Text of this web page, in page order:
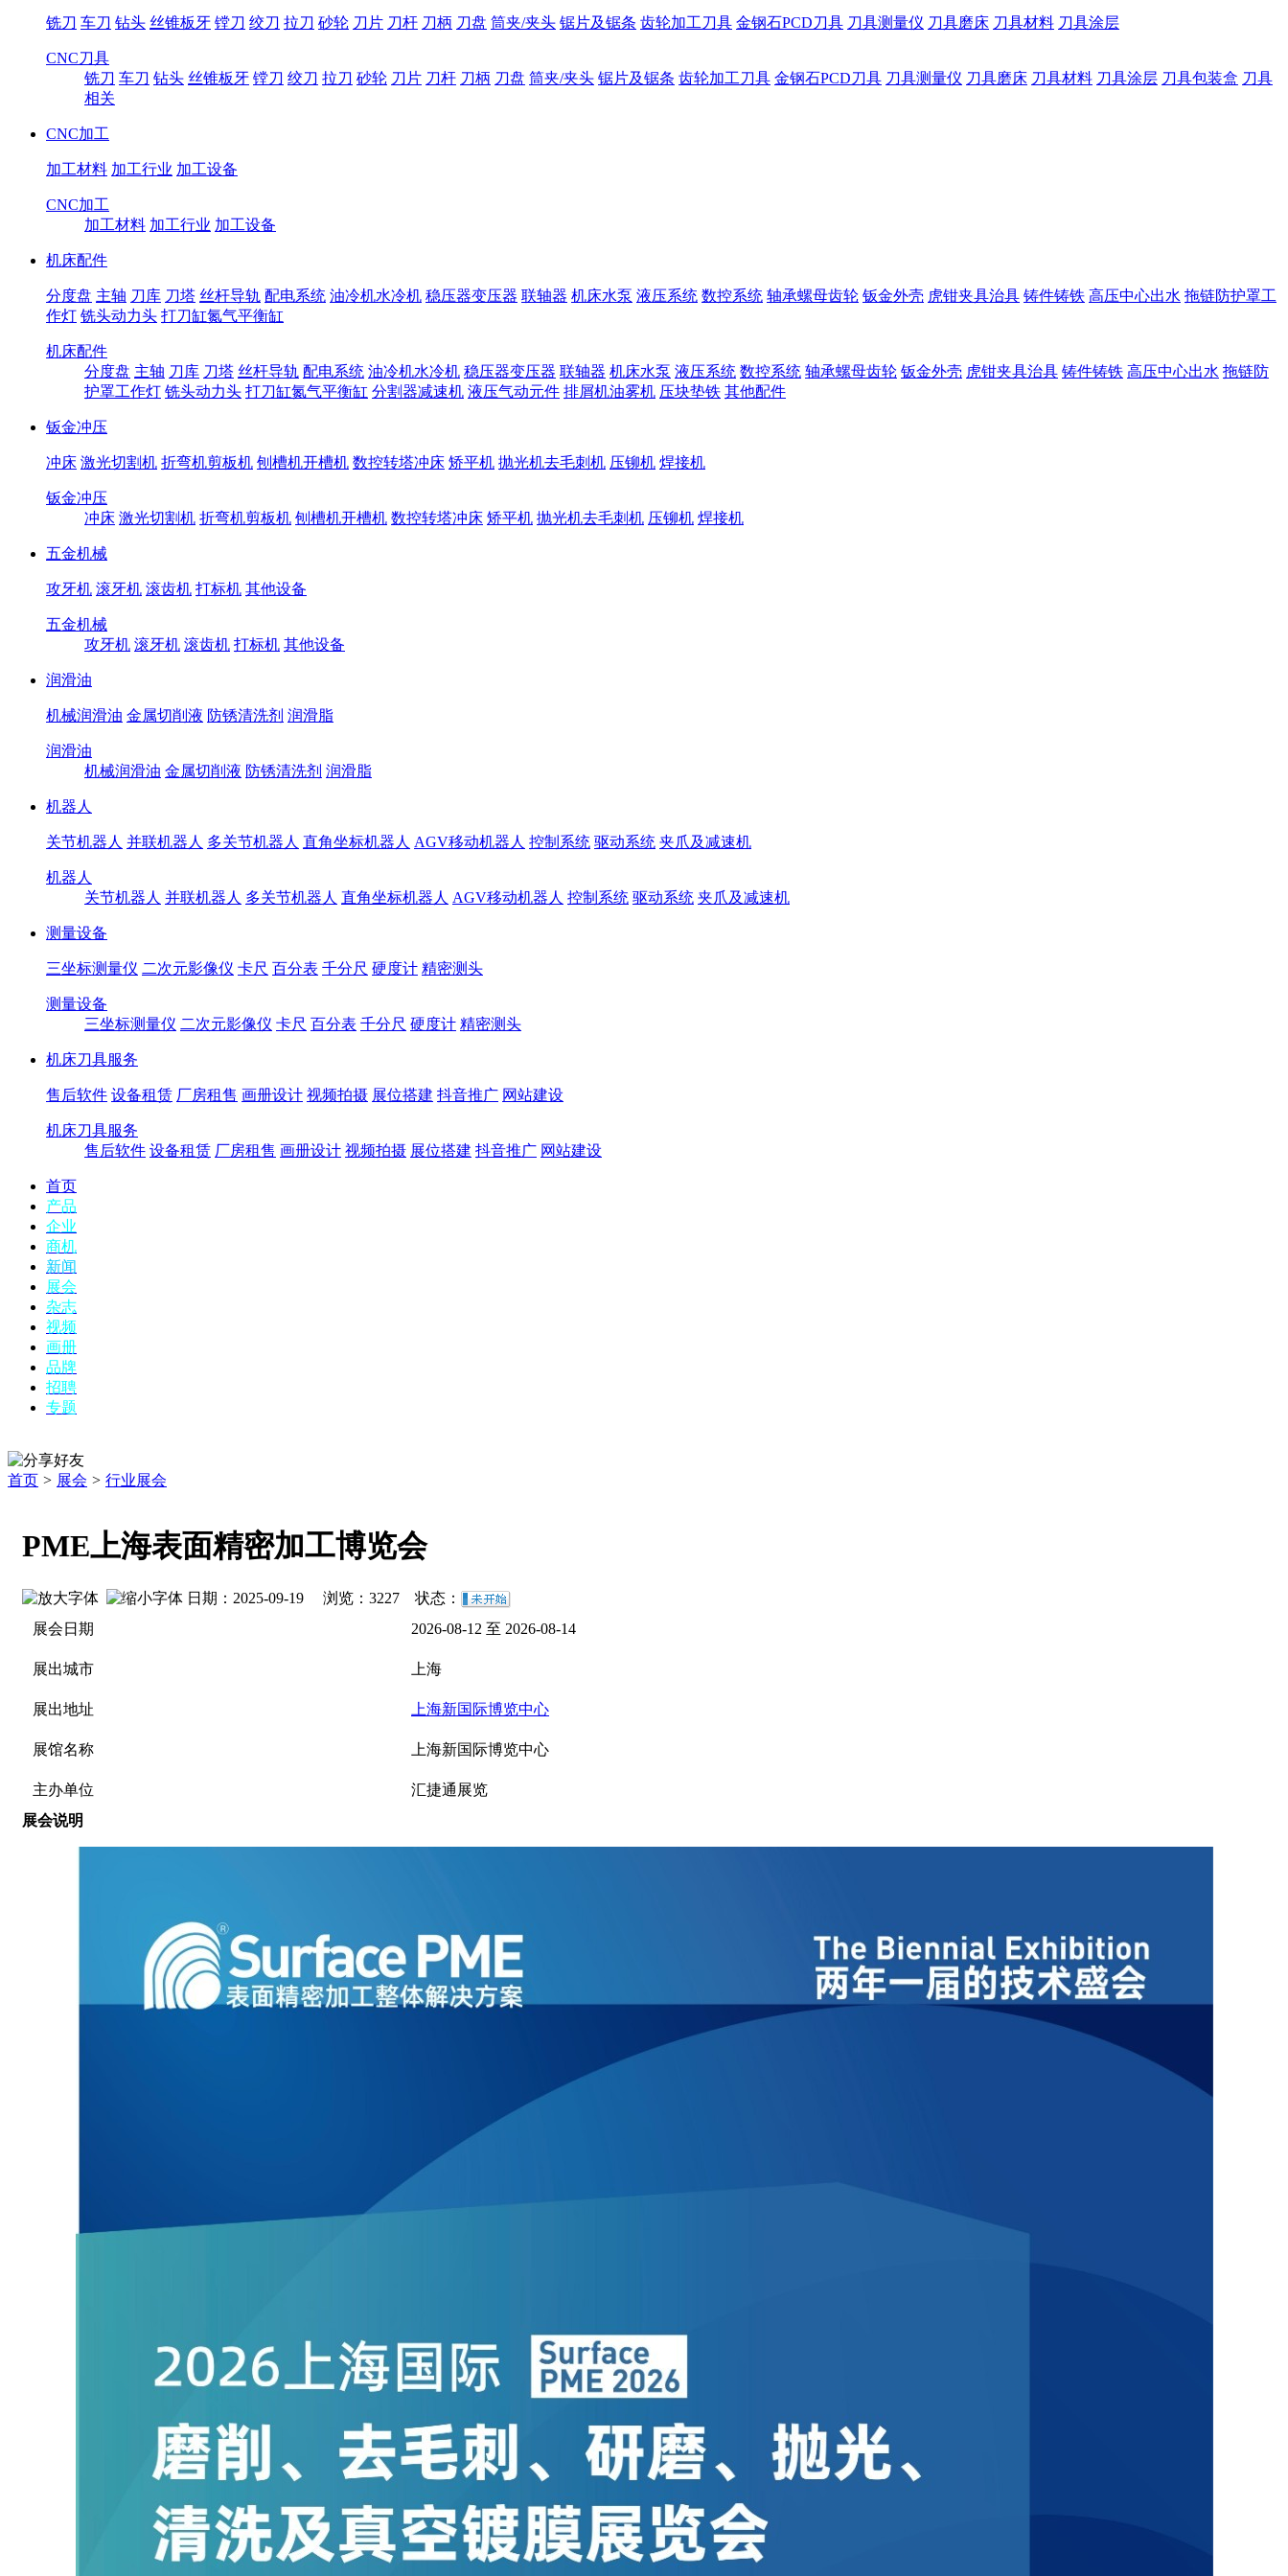
铣刀 车刀 钻头 丝锥板牙 镗刀 绞刀 拉刀 砂轮 刀片 刀杆 刀柄 刀盘 筒夹/夹头 锯片及锯条 齿轮加工刀具 金钢石PCD刀具 刀具测量仪 刀具磨床 刀具材料 刀具涂层
CNC刀具
铣刀 车刀 钻头 丝锥板牙 镗刀 绞刀 拉刀 砂轮 刀片 刀杆 刀柄 刀盘 筒夹/夹头 锯片及锯条 齿轮加工刀具 金钢石PCD刀具 刀具测量仪 刀具磨床 刀具材料 刀具涂层 刀具包装盒 刀具
相关
CNC加工
加工材料 加工行业 加工设备
CNC加工
加工材料 加工行业 加工设备
机床配件
分度盘 主轴 刀库 刀塔 丝杆导轨 配电系统 油冷机水冷机 稳压器变压器 联轴器 机床水泵 液压系统 数控系统 轴承螺母齿轮 钣金外壳 虎钳夹具治具 铸件铸铁 高压中心出水 拖链防护罩工
作灯 铣头动力头 打刀缸氮气平衡缸
机床配件
分度盘 主轴 刀库 刀塔 丝杆导轨 配电系统 油冷机水冷机 稳压器变压器 联轴器 机床水泵 液压系统 数控系统 轴承螺母齿轮 钣金外壳 虎钳夹具治具 铸件铸铁 高压中心出水 拖链防
护罩工作灯 铣头动力头 打刀缸氮气平衡缸 分割器减速机 液压气动元件 排屑机油雾机 压块垫铁 其他配件
钣金冲压
冲床 激光切割机 折弯机剪板机 刨槽机开槽机 数控转塔冲床 矫平机 抛光机去毛刺机 压铆机 焊接机
钣金冲压
冲床 激光切割机 折弯机剪板机 刨槽机开槽机 数控转塔冲床 矫平机 抛光机去毛刺机 压铆机 焊接机
五金机械
攻牙机 滚牙机 滚齿机 打标机 其他设备
五金机械
攻牙机 滚牙机 滚齿机 打标机 其他设备
润滑油
机械润滑油 金属切削液 防锈清洗剂 润滑脂
润滑油
机械润滑油 金属切削液 防锈清洗剂 润滑脂
机器人
关节机器人 并联机器人 多关节机器人 直角坐标机器人 AGV移动机器人 控制系统 驱动系统 夹爪及减速机
机器人
关节机器人 并联机器人 多关节机器人 直角坐标机器人 AGV移动机器人 控制系统 驱动系统 夹爪及减速机
测量设备
三坐标测量仪 二次元影像仪 卡尺 百分表 千分尺 硬度计 精密测头
测量设备
三坐标测量仪 二次元影像仪 卡尺 百分表 千分尺 硬度计 精密测头
机床刀具服务
售后软件 设备租赁 厂房租售 画册设计 视频拍摄 展位搭建 抖音推广 网站建设
机床刀具服务
售后软件 设备租赁 厂房租售 画册设计 视频拍摄 展位搭建 抖音推广 网站建设
首页
产品
企业
商机
新闻
展会
杂志
视频
画册
品牌
招聘
专题
首页 > 展会 > 行业展会
PME上海表面精密加工博览会
日期：2025-09-19 浏览： 3227 状态：
展会日期
2026-08-12 至 2026-08-14
展出城市 上海
展出地址 上海新国际博览中心
展馆名称 上海新国际博览中心
主办单位
汇捷通展览
展会说明